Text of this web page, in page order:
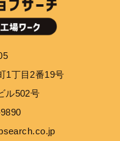
1丁目2番19号
ル502号
9890